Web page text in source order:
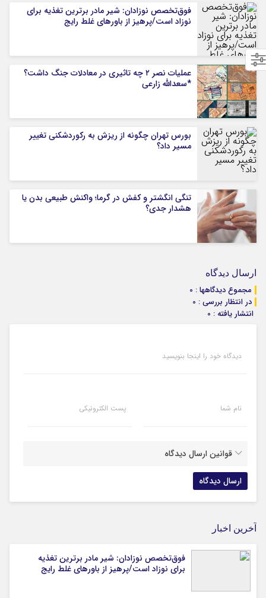
فوق‌تخصص نوزادان: شیر مادر برترین تغذیه برای
نوزاد است/پرهیز از باورهای غلط رایج
عملیات نصر ۲ چه تاثیری در معادلات جنگ داشت؟
*سعدالله زارعی
بورس تهران چگونه از ریزش به رکوردشکنی تغییر
مسیر داد؟
تنگی انگشتر و کفش در گرما؛ واکنش طبیعی بدن یا
هشدار جدی؟
ارسال دیدگاه
مجموع دیدگاهها : 0
در انتظار بررسی : 0
انتشار یافته : 0
دیدگاه خود را اینجا بنویسید
نام شما پست الکترونیکی
قوانین ارسال دیدگاه
آخرین اخبار
فوق‌تخصص نوزادان: شیر مادر برترین تغذیه
برای نوزاد است/پرهیز از باورهای غلط رایج